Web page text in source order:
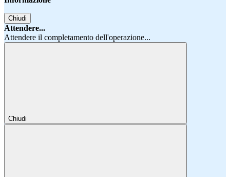
Chiudi
Attendere...
Attendere il completamento dell'operazione...
Chiudi